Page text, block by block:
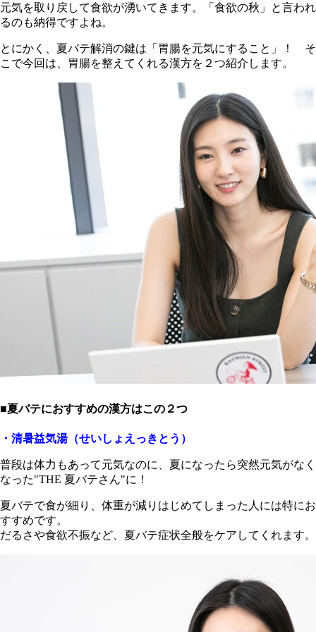
元気を取り戻して食欲が湧いてきます。「食欲の秋」と言われ
るのも納得ですよね。
とにかく、夏バテ解消の鍵は「胃腸を元気にすること」！ そ
こで今回は、胃腸を整えてくれる漢方を２つ紹介します。
■夏バテにおすすめの漢方はこの２つ
・清暑益気湯（せいしょえっきとう）
普段は体力もあって元気なのに、夏になったら突然元気がなく
なった"THE 夏バテさん"に！
夏バテで食が細り、体重が減りはじめてしまった人には特にお
すすめです。
だるさや食欲不振など、夏バテ症状全般をケアしてくれます。